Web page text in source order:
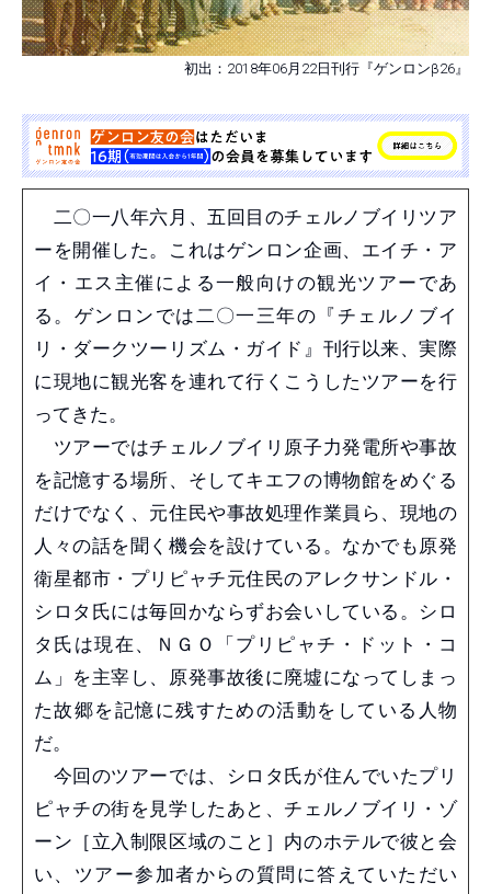
初出：2018年06月22日刊行『ゲンロンβ26』
二〇一八年六月、五回目のチェルノブイリツア
ーを開催した。これはゲンロン企画、エイチ・ア
イ・エス主催による一般向けの観光ツアーであ
る。ゲンロンでは二〇一三年の『チェルノブイ
リ・ダークツーリズム・ガイド』刊行以来、実際
に現地に観光客を連れて行くこうしたツアーを行
ってきた。
ツアーではチェルノブイリ原子力発電所や事故
を記憶する場所、そしてキエフの博物館をめぐる
だけでなく、元住民や事故処理作業員ら、現地の
人々の話を聞く機会を設けている。なかでも原発
衛星都市・プリピャチ元住民のアレクサンドル・
シロタ氏には毎回かならずお会いしている。シロ
タ氏は現在、ＮＧＯ「プリピャチ・ドット・コ
ム」を主宰し、原発事故後に廃墟になってしまっ
た故郷を記憶に残すための活動をしている人物
だ。
今回のツアーでは、シロタ氏が住んでいたプリ
ピャチの街を見学したあと、チェルノブイリ・ゾ
ーン［立入制限区域のこと］内のホテルで彼と会
い、ツアー参加者からの質問に答えていただい